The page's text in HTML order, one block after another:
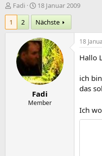
E
r
t
Fadi
E
r
s
t
e
l
l
t
a
m
18 Januar 2009
1
2 Nächste
Fadi
Member
18
Hallo
ich
das
Ich